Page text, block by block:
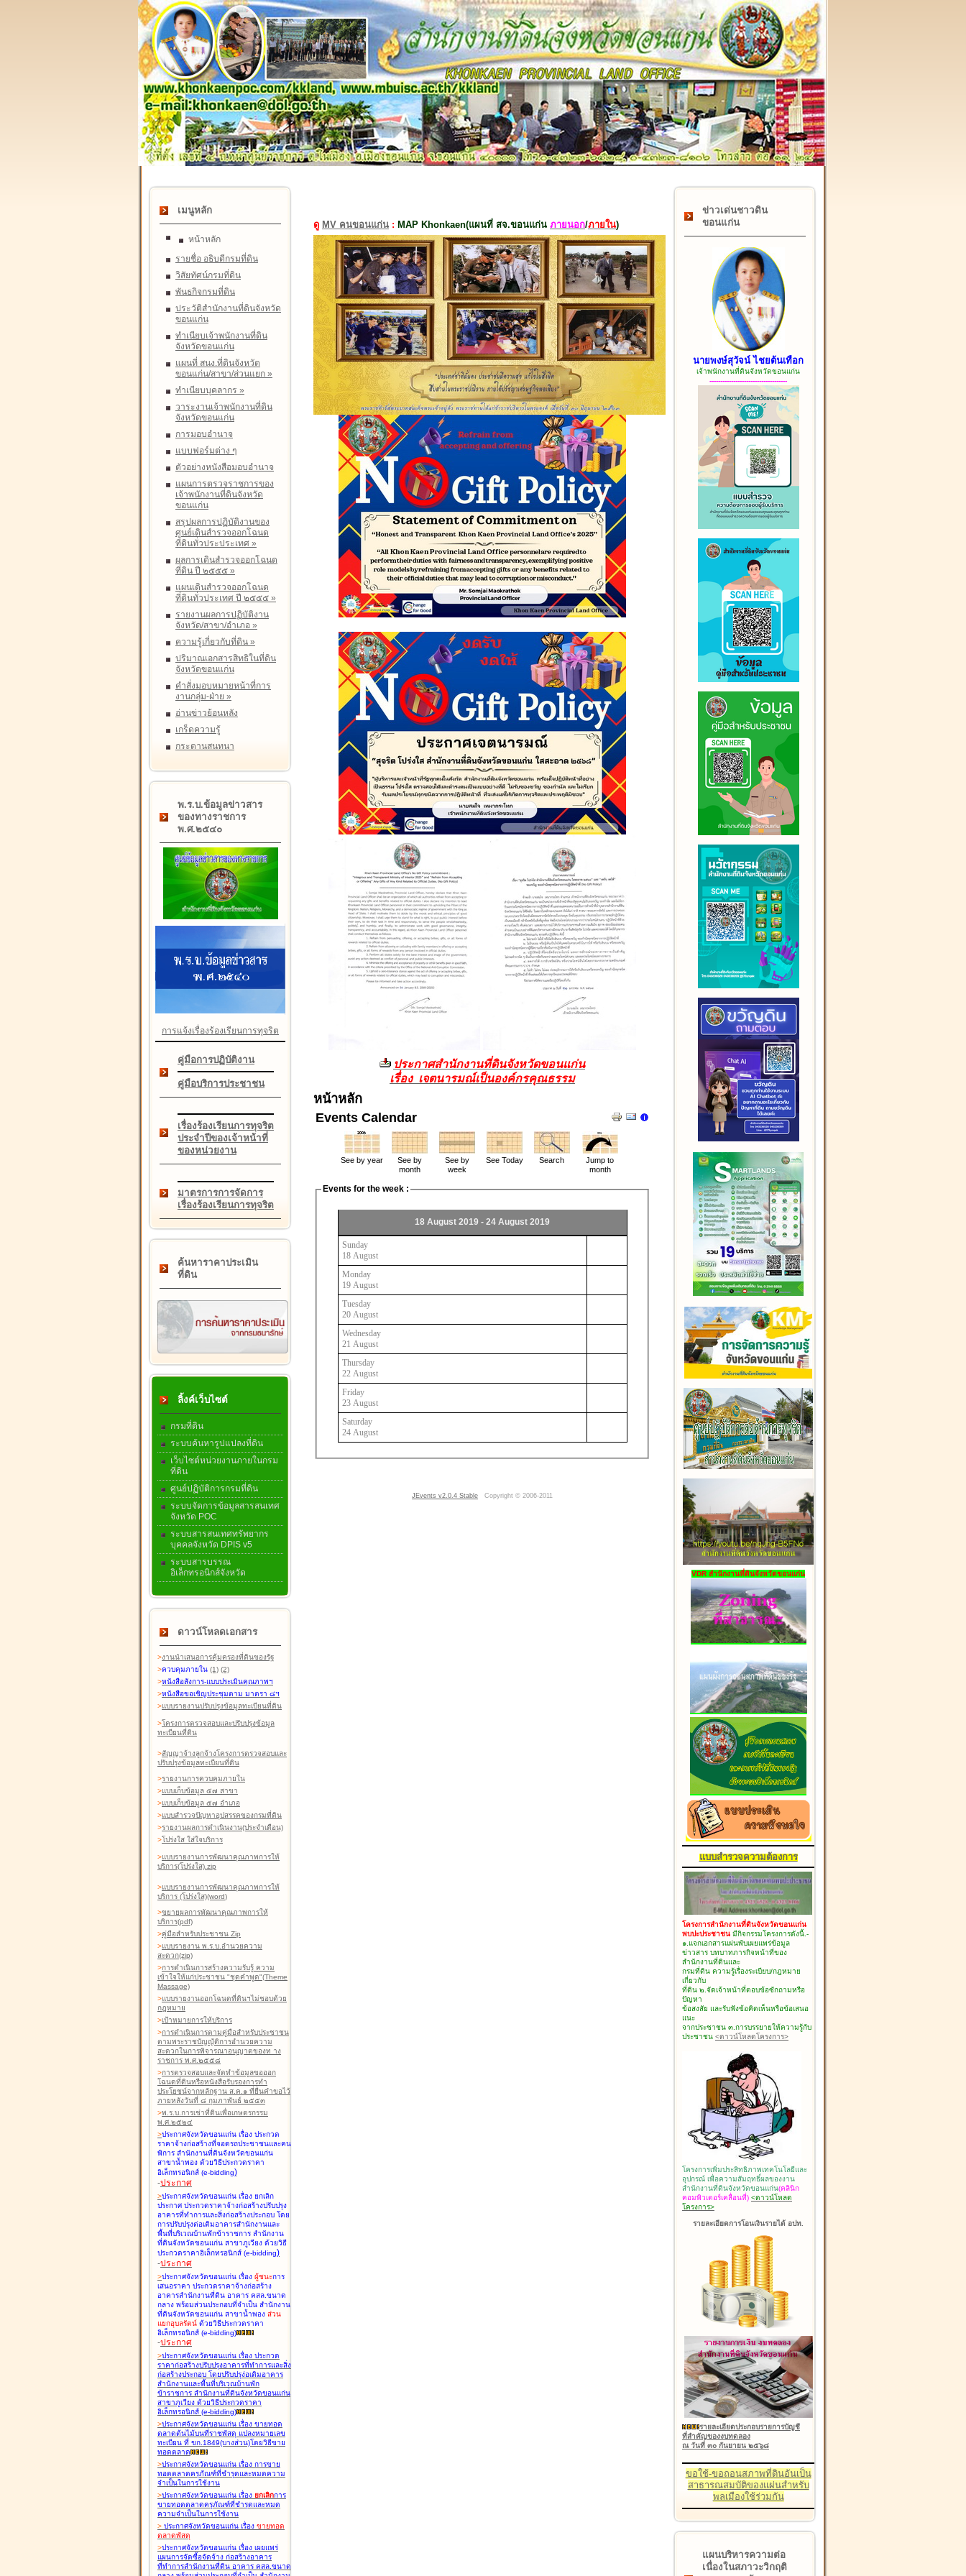
เมนูหลัก
หน้าหลัก
รายชื่อ อธิบดีกรมที่ดิน
วิสัยทัศน์กรมที่ดิน
พันธกิจกรมที่ดิน
ประวัติสำนักงานที่ดินจังหวัด
ขอนแก่น
ทำเนียบเจ้าพนักงานที่ดิน
จังหวัดขอนแก่น
แผนที่ สนง.ที่ดินจังหวัด
ขอนแก่น/สาขา/ส่วนแยก »
ทำเนียบบุคลากร »
วาระงานเจ้าพนักงานที่ดิน
จังหวัดขอนแก่น
การมอบอำนาจ
แบบฟอร์มต่าง ๆ
ตัวอย่างหนังสือมอบอำนาจ
แผนการตรวจราชการของ
เจ้าพนักงานที่ดินจังหวัด
ขอนแก่น
สรุปผลการปฏิบัติงานของ
ศูนย์เดินสำรวจออกโฉนด
ที่ดินทั่วประประเทศ »
ผลการเดินสำรวจออกโฉนด
ที่ดิน ปี ๒๕๕๕ »
แผนเดินสำรวจออกโฉนด
ที่ดินทั่วประเทศ ปี ๒๕๕๕ »
รายงานผลการปฏิบัติงาน
จังหวัด/สาขา/อำเภอ »
ความรู้เกี่ยวกับที่ดิน »
ปริมาณเอกสารสิทธิในที่ดิน
จังหวัดขอนแก่น
คำสั่งมอบหมายหน้าที่การ
งานกลุ่ม-ฝ่าย »
อ่านข่าวย้อนหลัง
เกร็ดความรู้
กระดานสนทนา
พ.ร.บ.ข้อมูลข่าวสาร
ของทางราชการ
พ.ศ.๒๕๔๐
การแจ้งเรื่องร้องเรียนการทุจริต
คู่มือการปฏิบัติงาน
คู่มือบริการประชาชน
เรื่องร้องเรียนการทุจริต
ประจำปีของเจ้าหน้าที่
ของหน่วยงาน
มาตรการการจัดการ
เรื่องร้องเรียนการทุจริต
ค้นหาราคาประเมิน
ที่ดิน
ลิ้งค์เว็บไซต์
กรมที่ดิน
ระบบค้นหารูปแปลงที่ดิน
เว็บไซต์หน่วยงานภายในกรม
ที่ดิน
ศูนย์ปฏิบัติการกรมที่ดิน
ระบบจัดการข้อมูลสารสนเทศ
จังหวัด POC
ระบบสารสนเทศทรัพยากร
บุคคลจังหวัด DPIS v5
ระบบสารบรรณ
อิเล็กทรอนิกส์จังหวัด
ดาวน์โหลดเอกสาร
>งานนำเสนอการคุ้มครองที่ดินของรัฐ
>ควบคุมภายใน (1) (2)
>หนังสือสังการ-แบบประเมินคุณภาพฯ
>หนังสือขอเชิญประชุมตาม มาตรา ๘ฯ
>แบบรายงานปรับปรุงข้อมูลทะเบียนที่ดิน
>โครงการตรวจสอบและปรับปรุงข้อมูล
ทะเบียนที่ดิน
>สัญญาจ้างลูกจ้างโครงการตรวจสอบและ
ปรับปรุงข้อมูลทะเบียนที่ดิน
>รายงานการควบคุมภายใน
>แบบเก็บข้อมูล ๕๗ สาขา
>แบบเก็บข้อมูล ๕๗ อำเภอ
>แบบสำรวจปัญหาอุปสรรคของกรมที่ดิน
>รายงานผลการดำเนินงาน(ประจำเดือน)
>โปร่งใส ใส่ใจบริการ
>แบบรายงานการพัฒนาคุณภาพการให้
บริการ(โปร่งใส).zip
>แบบรายงานการพัฒนาคุณภาพการให้
บริการ (โปร่งใส)(word)
>ขยายผลการพัฒนาคุณภาพการให้
บริการ(pdf)
>คู่มือสำหรับประชาชน Zip
>แบบรายงาน พ.ร.บ.อำนวยความ
สะดวก(zip)
>การดำเนินการสร้างความรับรู้ ความ
เข้าใจให้แก่ประชาชน "ชุดคำพูด"(Theme
Massage)
>แบบรายงานออกโฉนดที่ดินฯไม่ชอบด้วย
กฎหมาย
>เป้าหมายการให้บริการ
>การดำเนินการตามคู่มือสำหรับประชาชน
ตามพระราชบัญญัติการอำนวยความ
สะดวกในการพิจารณาอนุญาตของท าง
ราชการ พ.ศ.๒๕๕๘
>การตรวจสอบและจัดทำข้อมูลขอออก
โฉนดที่ดินหรือหนังสือรับรองการทำ
ประโยชน์จากหลักฐาน ส.ค.๑ ที่ยื่นคำขอไว้
ภายหลังวันที่ ๘ กุมภาพันธ์ ๒๕๕๓
>พ.ร.บ.การเช่าที่ดินเพื่อเกษตรกรรม
พ.ศ.๒๕๒๔
>ประกาศจังหวัดขอนแก่น เรื่อง ประกวด
ราคาจ้างก่อสร้างที่จอดรถประชาชนและคน
พิการ สำนักงานที่ดินจังหวัดขอนแก่น
สาขาน้ำพอง ด้วยวิธีประกวดราคา
อิเล็กทรอนิกส์ (e-bidding)
-ประกาศ
>ประกาศจังหวัดขอนแก่น เรื่อง ยกเลิก
ประกาศ ประกวดราคาจ้างก่อสร้างปรับปรุง
อาคารที่ทำการและสิ่งก่อสร้างประกอบ โดย
การปรับปรุงต่อเติมอาคารสำนักงานและ
พื้นที่บริเวณบ้านพักข้าราชการ สำนักงาน
ที่ดินจังหวัดขอนแก่น สาขาภูเวียง ด้วยวิธี
ประกวดราคาอิเล็กทรอนิกส์ (e-bidding)
-ประกาศ
>ประกาศจังหวัดขอนแก่น เรื่อง ผู้ชนะการ
เสนอราคา ประกวดราคาจ้างก่อสร้าง
อาคารสำนักงานที่ดิน อาคาร คสล.ขนาด
กลาง พร้อมส่วนประกอบที่จำเป็น สำนักงาน
ที่ดินจังหวัดขอนแก่น สาขาน้ำพอง ส่วน
แยกอุบลรัตน์ ด้วยวิธีประกวดราคา
อิเล็กทรอนิกส์ (e-bidding)
-ประกาศ
>ประกาศจังหวัดขอนแก่น เรื่อง ประกวด
ราคาก่อสร้างปรับปรุงอาคารที่ทำการและสิ่ง
ก่อสร้างประกอบ โดยปรับปรุง่อเติมอาคาร
สำนักงานและพื้นที่บริเวณบ้านพัก
ข้าราชการ สำนักงานที่ดินจังหวัดขอนแก่น
สาขาภูเวียง ด้วยวิธีประกวดราคา
อิเล็กทรอนิกส์ (e-bidding)
>ประกาศจังหวัดขอนแก่น เรื่อง ขายทอด
ตลาดต้นไม้บนที่ราชพัสดุ แปลงหมายเลข
ทะเบียน ที่ ขก.1849(บางส่วน)โดยวิธีขาย
ทอดตลาด
>ประกาศจังหวัดขอนแก่น เรื่อง การขาย
ทอดตลาดครุภัณฑ์ที่ชำรุดและหมดความ
จำเป็นในการใช้งาน
>ประกาศจังหวัดขอนแก่น เรื่อง ยกเลิกการ
ขายทอดตลาดครุภัณฑ์ที่ชำรุดและหมด
ความจำเป็นในการใช้งาน
> ประกาศจังหวัดขอนแก่น เรื่อง ขายทอด
ตลาดพัสดุ
>ประกาศจังหวัดขอนแก่น เรื่อง เผยแพร่
แผนการจัดซื้อจัดจ้าง ก่อสร้างอาคาร
ที่ทำการสำนักงานที่ดิน อาคาร คสล.ขนาด
๑๗ กุมภาพันธ์ "วันคล้ายวันสถาปนากรมที่ดิน" ครบรอบ ๑๒
ดู MV คนขอนแก่น : MAP Khonkaen(แผนที่ สจ.ขอนแก่น ภายนอก/ภายใน)
ประกาศสำนักงานที่ดินจังหวัดขอนแก่น
เรื่อง เจตนารมณ์เป็นองค์กรคุณธรรม
หน้าหลัก
Events Calendar
See by year
See by
month
See by
week
See Today Search
Jump to
month
Events for the week :
18 August 2019 - 24 August 2019
Sunday
18 August
Monday
19 August
Tuesday
20 August
Wednesday
21 August
Thursday
22 August
Friday
23 August
Saturday
24 August
JEvents v2.0.4 Stable Copyright © 2006-2011
ข่าวเด่นชาวดิน
ขอนแก่น
นายพงษ์สุวัจน์ ไชยต้นเทือก
เจ้าพนักงานที่ดินจังหวัดขอนแก่น
------------------------------------
VDR สำนักงานที่ดินจังหวัดขอนแก่น
แบบสำรวจความต้องการ
โครงการสำนักงานที่ดินจังหวัดขอนแก่น
พบปะประชาชน มีกิจกรรมโครงการดังนี้.-
๑.แจกเอกสารแผ่นพับเผยแพร่ข้อมูล
ข่าวสาร บทบาทภารกิจหน้าที่ของ
สำนักงานที่ดินและ
กรมที่ดิน ความรู้เรื่องระเบียบ/กฎหมาย
เกี่ยวกับ
ที่ดิน ๒.จัดเจ้าหน้าที่ตอบข้อซักถามหรือ
ปัญหา
ข้อสงสัย และรับฟังข้อคิดเห็นหรือข้อเสนอ
แนะ
จากประชาชน ๓.การบรรยายให้ความรู้กับ
ประชาชน <ดาวน์โหลดโครงการ>
โครงการเพิ่มประสิทธิภาพเทคโนโลยีและ
อุปกรณ์ เพื่อความสัมฤทธิ์ผลของงาน
สำนักงานที่ดินจังหวัดขอนแก่น(คลินิก
คอมพิวเตอร์เคลื่อนที่) <ดาวน์โหลด
โครงการ>
รายละเอียดการโอนเงินรายได้ อปท.
รายละเอียดประกอบรายการบัญชี
ที่สำคัญของงบทดลอง
ณ วันที่ ๓๐ กันยายน ๒๕๖๘
ขอใช้-ขอถอนสภาพที่ดินอันเป็น
สาธารณสมบัติของแผ่นสำหรับ
พลเมืองใช้ร่วมกัน
แผนบริหารความต่อ
เนื่องในสภาวะวิกฤติ